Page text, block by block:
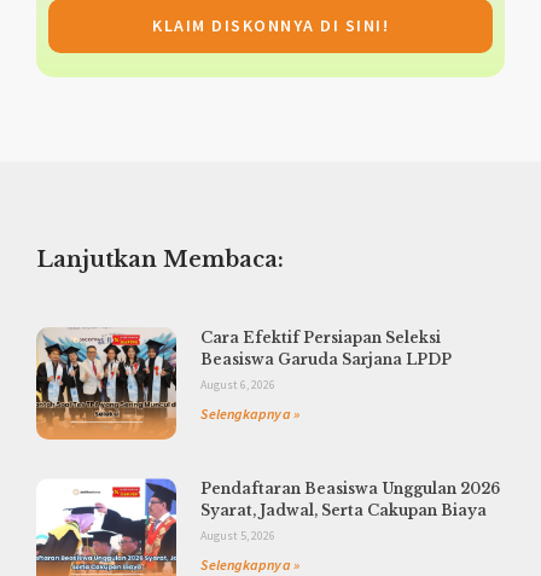
KLAIM DISKONNYA DI SINI!
Lanjutkan Membaca:
Cara Efektif Persiapan Seleksi
Beasiswa Garuda Sarjana LPDP
August 6, 2026
Selengkapnya »
Pendaftaran Beasiswa Unggulan 2026
Syarat, Jadwal, Serta Cakupan Biaya
August 5, 2026
Selengkapnya »